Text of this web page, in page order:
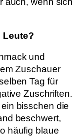
Leute?
und
Zuschauer
Tag für
Zuschriften.
bisschen die
beschwert,
häufig blaue